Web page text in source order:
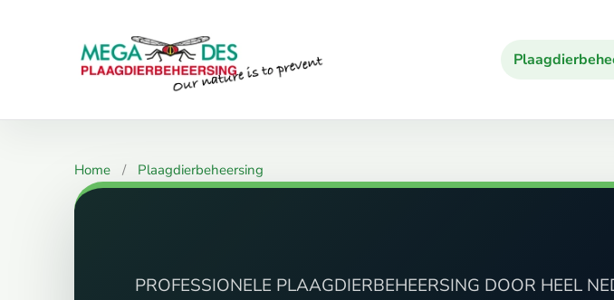
Skip to main content
Home Plaagdierbeheersing
PROFESSIONELE PLAAGDIERBEHEERSING DOOR HEEL